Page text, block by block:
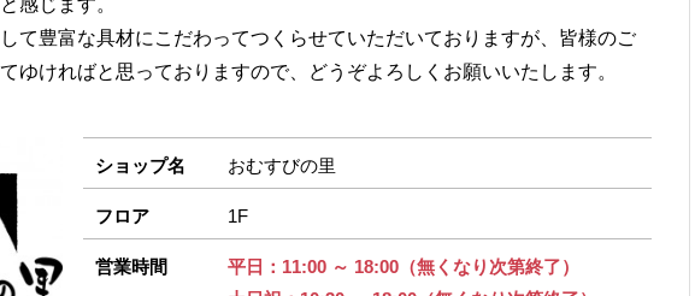
感じます。
て豊富な具材にこだわってつくらせていただいておりますが、皆様のご
ゆければと思っておりますので、どうぞよろしくお願いいたします。
ショップ名 おむすびの里
フロア 1F
営業時間
平日：11:00 ～ 18:00（無くなり次第終了）